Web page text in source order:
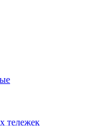
тележек